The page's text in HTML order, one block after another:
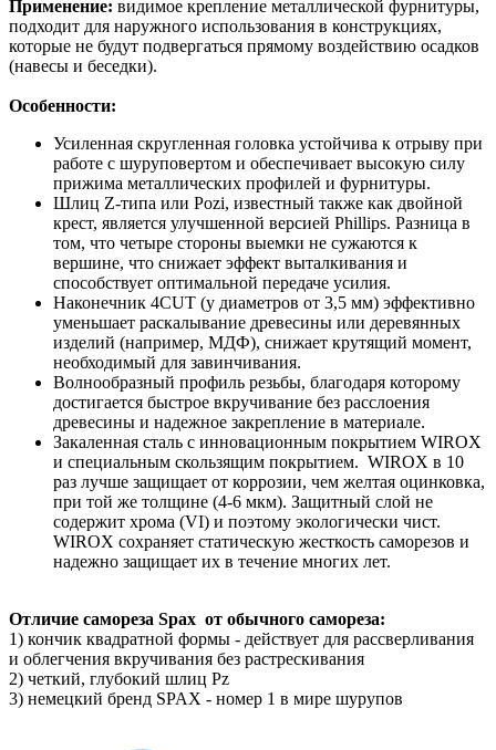
Применение: видимое крепление металлической фурнитуры,
подходит для наружного использования в конструкциях,
которые не будут подвергаться прямому воздействию осадков
(навесы и беседки).
Особенности:
Усиленная скругленная головка устойчива к отрыву при
работе с шуруповертом и обеспечивает высокую силу
прижима металлических профилей и фурнитуры.
Шлиц Z-типа или Pozi, известный также как двойной
крест, является улучшенной версией Phillips. Разница в
том, что четыре стороны выемки не сужаются к
вершине, что снижает эффект выталкивания и
способствует оптимальной передаче усилия.
Наконечник 4CUT (у диаметров от 3,5 мм) эффективно
уменьшает раскалывание древесины или деревянных
изделий (например, МДФ), снижает крутящий момент,
необходимый для завинчивания.
Волнообразный профиль резьбы, благодаря которому
достигается быстрое вкручивание без расслоения
древесины и надежное закрепление в материале.
Закаленная сталь с инновационным покрытием WIROX
и специальным скользящим покрытием. WIROX в 10
раз лучше защищает от коррозии, чем желтая оцинковка,
при той же толщине (4-6 мкм). Защитный слой не
содержит хрома (VI) и поэтому экологически чист.
WIROX сохраняет статическую жесткость саморезов и
надежно защищает их в течение многих лет.
Отличие самореза Spax от обычного самореза:
1) кончик квадратной формы - действует для рассверливания
и облегчения вкручивания без растрескивания
2) четкий, глубокий шлиц Pz
3) немецкий бренд SPAX - номер 1 в мире шурупов